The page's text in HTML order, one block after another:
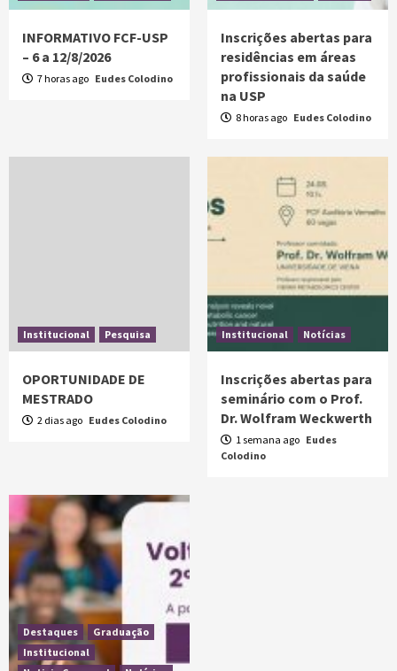
INFORMATIVO FCF-USP
– 6 a 12/8/2026
7 horas ago Eudes Colodino
Inscrições abertas para
residências em áreas
profissionais da saúde
na USP
8 horas ago Eudes Colodino
Institucional Pesquisa
OPORTUNIDADE DE
MESTRADO
2 dias ago Eudes Colodino
Institucional Notícias
Inscrições abertas para
seminário com o Prof.
Dr. Wolfram Weckwerth
1 semana ago Eudes
Colodino
Destaques
Graduação
Institucional